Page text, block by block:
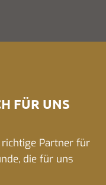
FÜR UNS
Partner für
die für uns